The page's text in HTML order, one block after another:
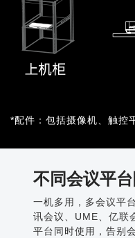
*配件：包括摄像机、触控
不同会议平
一机多用，多会议平
讯会议、UME、亿
平台同时使用，告别